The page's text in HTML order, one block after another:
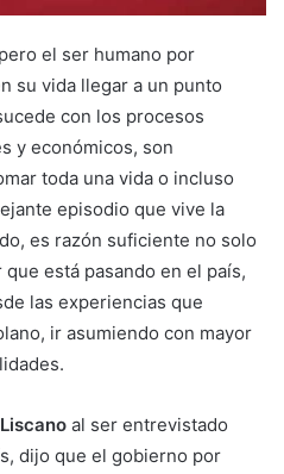
el ser humano por
su vida llegar a un punto
con los procesos
y económicos, son
toda una vida o incluso
episodio que vive la
es razón suficiente no solo
está pasando en el país,
las experiencias que
ir asumiendo con mayor
al ser entrevistado
dijo que el gobierno por